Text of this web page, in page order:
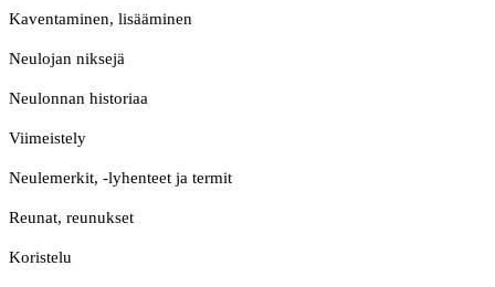
Kaventaminen, lisääminen
Neulojan niksejä
Neulonnan historiaa
Viimeistely
Neulemerkit, -lyhenteet ja termit
Reunat, reunukset
Koristelu